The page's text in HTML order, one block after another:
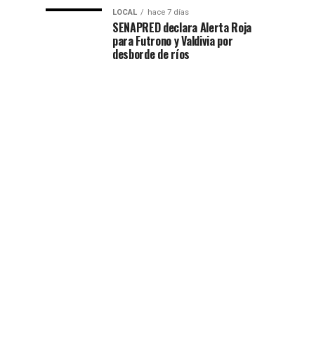
LOCAL hace 7 días
SENAPRED declara Alerta Roja
para Futrono y Valdivia por
desborde de ríos